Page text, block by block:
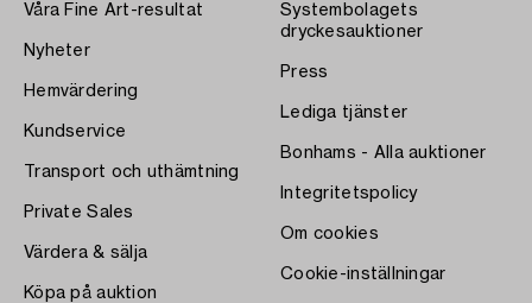
Våra Fine Art-resultat
Nyheter
Hemvärdering
Kundservice
Transport och uthämtning
Private Sales
Värdera & sälja
Köpa på auktion
Systembolagets
dryckesauktioner
Press
Lediga tjänster
Bonhams - Alla auktioner
Integritetspolicy
Om cookies
Cookie-inställningar